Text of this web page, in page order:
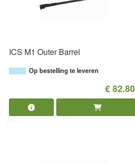
ICS M1 Outer Barrel
Op bestelling te leveren
€ 82.80